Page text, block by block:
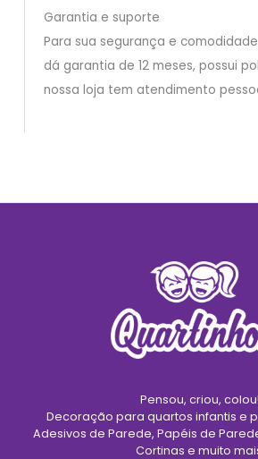
Garantia e suporte
Para sua segurança e
dá garantia de 12 meses, possui
nossa loja tem atendimento
Pensou, criou, colou!
Decoração para quartos infantis e
Adesivos de Parede, Papéis de
Cortinas e muito